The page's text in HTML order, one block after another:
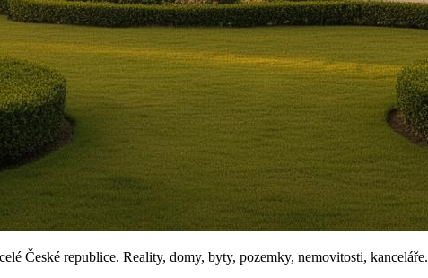
České republice. Reality, domy, byty, pozemky, nemovitosti, kanceláře.